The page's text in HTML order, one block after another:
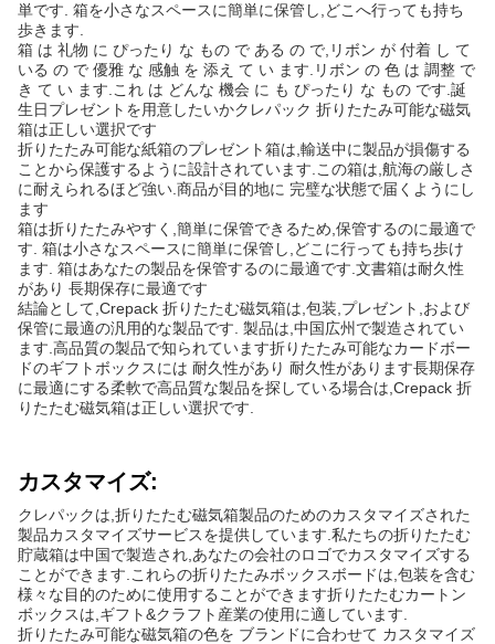
単です. 箱を小さなスペースに簡単に保管し,どこへ行っても持ち
歩きます.
箱 は 礼物 に ぴったり な もの で ある の で,リボン が 付着 し て
いる の で 優雅 な 感触 を 添え て い ます.リボン の 色 は 調整 で
き て い ます.これ は どんな 機会 に も ぴったり な もの です.誕
生日プレゼントを用意したいかクレパック 折りたたみ可能な磁気
箱は正しい選択です
折りたたみ可能な紙箱のプレゼント箱は,輸送中に製品が損傷する
ことから保護するように設計されています.この箱は,航海の厳しさ
に耐えられるほど強い.商品が目的地に 完璧な状態で届くようにし
ます
箱は折りたたみやすく,簡単に保管できるため,保管するのに最適で
す. 箱は小さなスペースに簡単に保管し,どこに行っても持ち歩け
ます. 箱はあなたの製品を保管するのに最適です.文書箱は耐久性
があり 長期保存に最適です
結論として,Crepack 折りたたむ磁気箱は,包装,プレゼント,および
保管に最適の汎用的な製品です. 製品は,中国広州で製造されてい
ます.高品質の製品で知られています折りたたみ可能なカードボー
ドのギフトボックスには 耐久性があり 耐久性があります長期保存
に最適にする柔軟で高品質な製品を探している場合は,Crepack 折
りたたむ磁気箱は正しい選択です.
カスタマイズ:
クレパックは,折りたたむ磁気箱製品のためのカスタマイズされた
製品カスタマイズサービスを提供しています.私たちの折りたたむ
貯蔵箱は中国で製造され,あなたの会社のロゴでカスタマイズする
ことができます.これらの折りたたみボックスボードは,包装を含む
様々な目的のために使用することができます折りたたむカートン
ボックスは,ギフト&クラフト産業の使用に適しています.
折りたたみ可能な磁気箱の色を ブランドに合わせて カスタマイズ